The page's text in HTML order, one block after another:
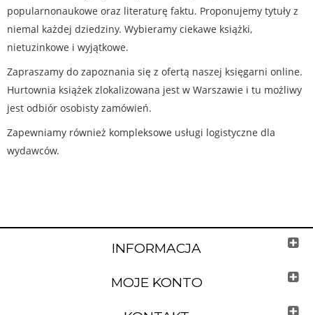
popularnonaukowe oraz literaturę faktu. Proponujemy tytuły z
niemal każdej dziedziny. Wybieramy ciekawe książki,
nietuzinkowe i wyjątkowe.
Zapraszamy do zapoznania się z ofertą naszej księgarni online.
Hurtownia książek zlokalizowana jest w Warszawie i tu możliwy
jest odbiór osobisty zamówień.
Zapewniamy również kompleksowe usługi logistyczne dla
wydawców.
INFORMACJA
MOJE KONTO